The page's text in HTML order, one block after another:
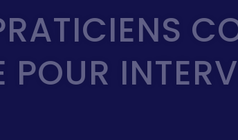
POUR